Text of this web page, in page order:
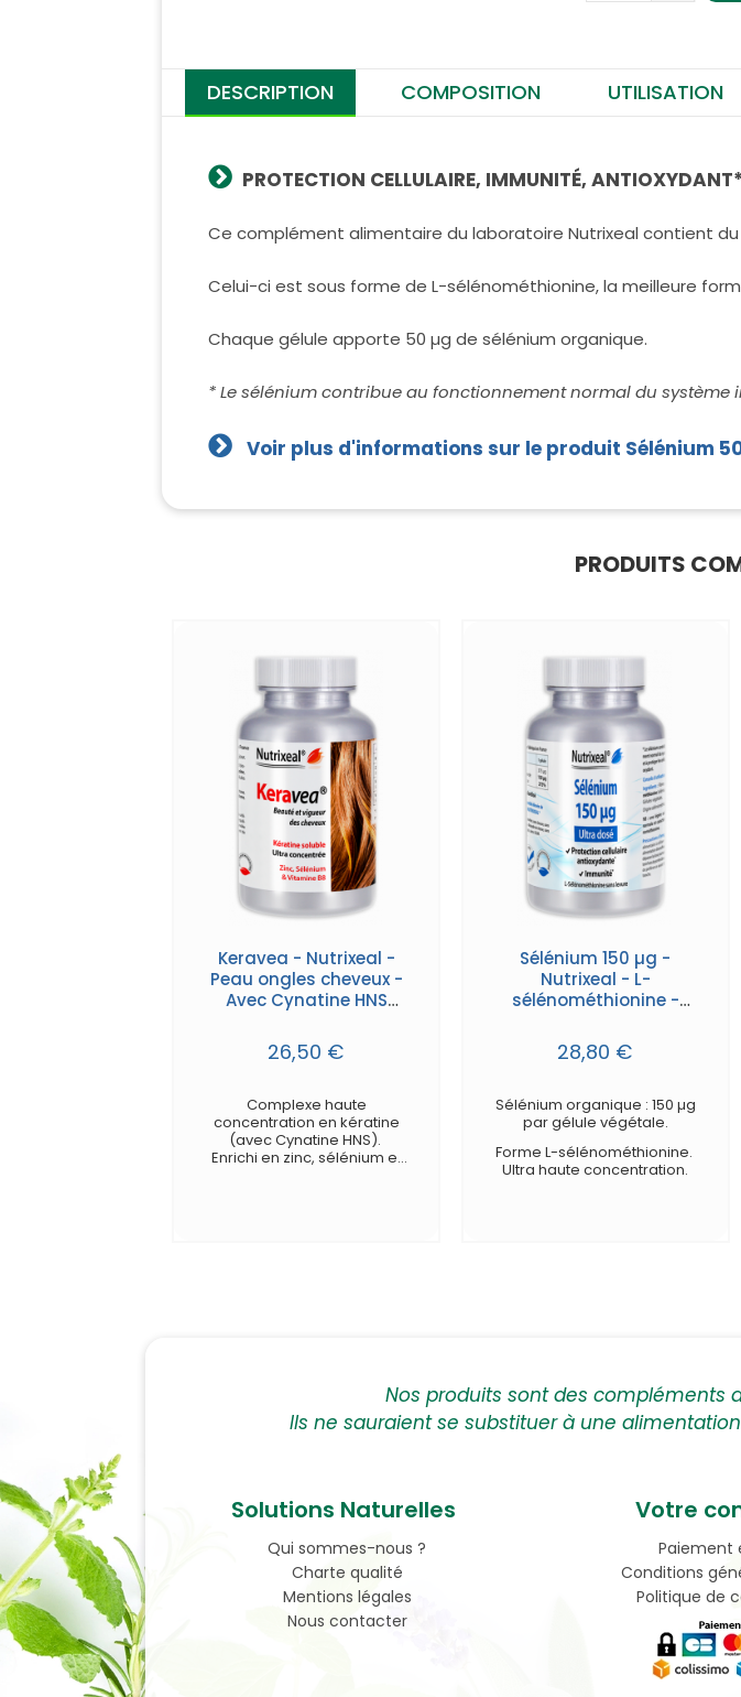
DESCRIPTION COMPOSITION UTILISATION
PROTECTION CELLULAIRE, IMMUNITÉ, ANTIOXYDANT*
Ce complément alimentaire du laboratoire Nutrixeal contient du
Celui-ci est sous forme de L-sélénométhionine, la meilleure
Chaque gélule apporte 50 µg de sélénium organique.
* Le sélénium contribue au fonctionnement normal du
Voir plus d'informations sur le produit Sélénium
PRODUITS
Keravea - Nutrixeal -
Peau ongles cheveux -
Avec Cynatine HNS
26,50 €
Complexe haute
concentration en kératine
(avec Cynatine HNS).
Enrichi en zinc, sélénium et
Sélénium 150 µg -
Nutrixeal - L-
sélénométhionine -
28,80 €
Sélénium organique : 150 µg
par gélule végétale.
Forme L-sélénométhionine.
Ultra haute concentration.
Nos produits sont des compléments
Ils ne sauraient se substituer à une
Solutions Naturelles
Qui sommes-nous ?
Charte qualité
Mentions légales
Nous contacter
Votre
Paiement
Conditions
Politique de